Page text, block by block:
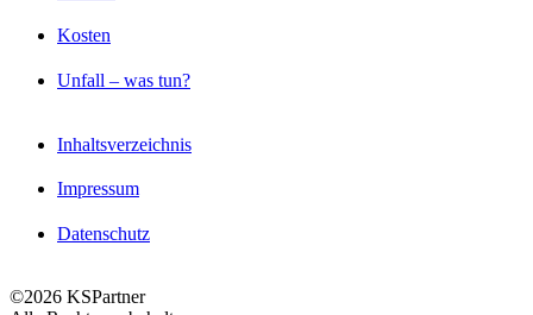
Kosten
Unfall – was tun?
Inhaltsverzeichnis
Impressum
Datenschutz
©2026 KSPartner